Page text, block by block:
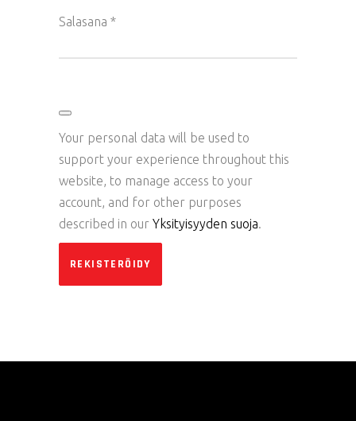
Salasana *Vaaditaan
Your personal data will be used to
support your experience throughout this
website, to manage access to your
account, and for other purposes
described in our Yksityisyyden suoja.
REKISTERÖIDY